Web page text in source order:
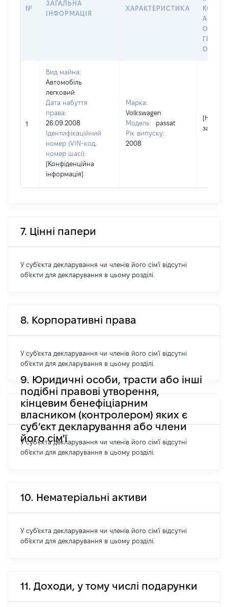
№
ЗАГАЛЬНА
ІНФОРМАЦІЯ
ХАРАКТЕРИСТИКА
АБО
1
Вид майна:
Автомобіль
легковий
Дата набуття
права:
26.09.2008
Ідентифікаційний
номер (VIN-код,
номер шасі):
[Конфіденційна
інформація]
Марка:
Volkswagen
Модель:
passat
Рік випуску:
2008
[Не
7. Цінні папери
У суб'єкта декларування чи членів його сім'ї відсутні
об'єкти для декларування в цьому розділі.
8. Корпоративні права
У суб'єкта декларування чи членів його сім'ї відсутні
об'єкти для декларування в цьому розділі.
9. Юридичні особи, трасти або інші
подібні правові утворення,
кінцевим бенефіціарним
власником (контролером) яких є
суб’єкт декларування або члени
його сім'ї
У суб'єкта декларування чи членів його сім'ї відсутні
об'єкти для декларування в цьому розділі.
10. Нематеріальні активи
У суб'єкта декларування чи членів його сім'ї відсутні
об'єкти для декларування в цьому розділі.
11. Доходи, у тому числі подарунки